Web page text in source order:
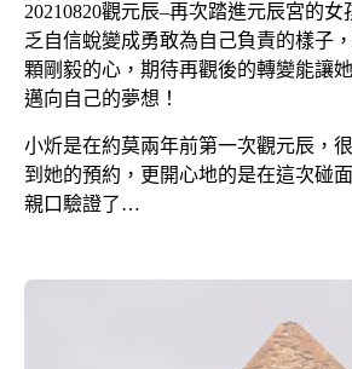
20210820觀元辰–再次踏進元辰宮的女
乏自信蛻變成勇敢為自己負責的樣子
顆剛毅的心，期待再觀後的轉變能讓
邁向自己的夢想！
小炘是在約莫兩年前第一次觀元辰，
到她的預約，更開心地的是在這次碰
親口驗證了…